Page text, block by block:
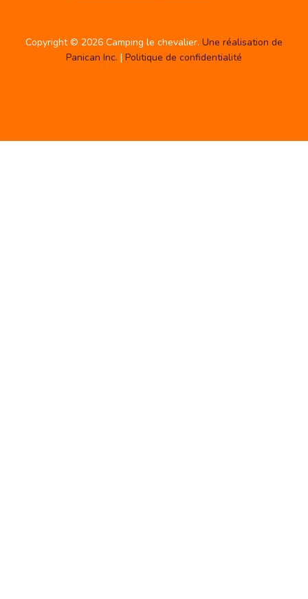
Copyright © 2026 Camping le chevalier. Une réalisation de
Panican Inc. | Politique de confidentialité